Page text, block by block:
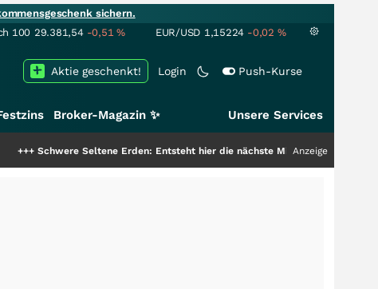
sichern.
100 29.381,54 -0,51% EUR/USD 1,15224 -0,02 %
Login Push-Kurse
Aktie geschenkt!
Broker-Magazin ✨ Unsere Services
Seltene Erden: Entsteht hier die nächste Milliardenstory? +++Anzeige